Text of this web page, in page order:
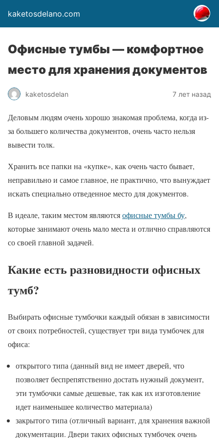
kaketosdelano.com
Офисные тумбы — комфортное
место для хранения документов
kaketosdelan 7 лет назад
Деловым людям очень хорошо знакомая проблема, когда из-
за большего количества документов, очень часто нельзя
вывести толк.
Хранить все папки на «купке», как очень часто бывает,
неправильно и самое главное, не практично, что вынуждает
искать специально отведенное место для документов.
В идеале, таким местом являютсяофисные тумбы бу,
которые занимают очень мало места и отлично справляются
со своей главной задачей.
Какие есть разновидности офисных
тумб?
Выбирать офисные тумбочки каждый обязан в зависимости
от своих потребностей, существует три вида тумбочек для
офиса:
открытого типа (данный вид не имеет дверей, что
позволяет беспрепятственно достать нужный документ,
эти тумбочки самые дешевые, так как их изготовление
идет наименьшее количество материала)
закрытого типа (отличный вариант, для хранения важной
документации. Двери таких офисных тумбочек очень